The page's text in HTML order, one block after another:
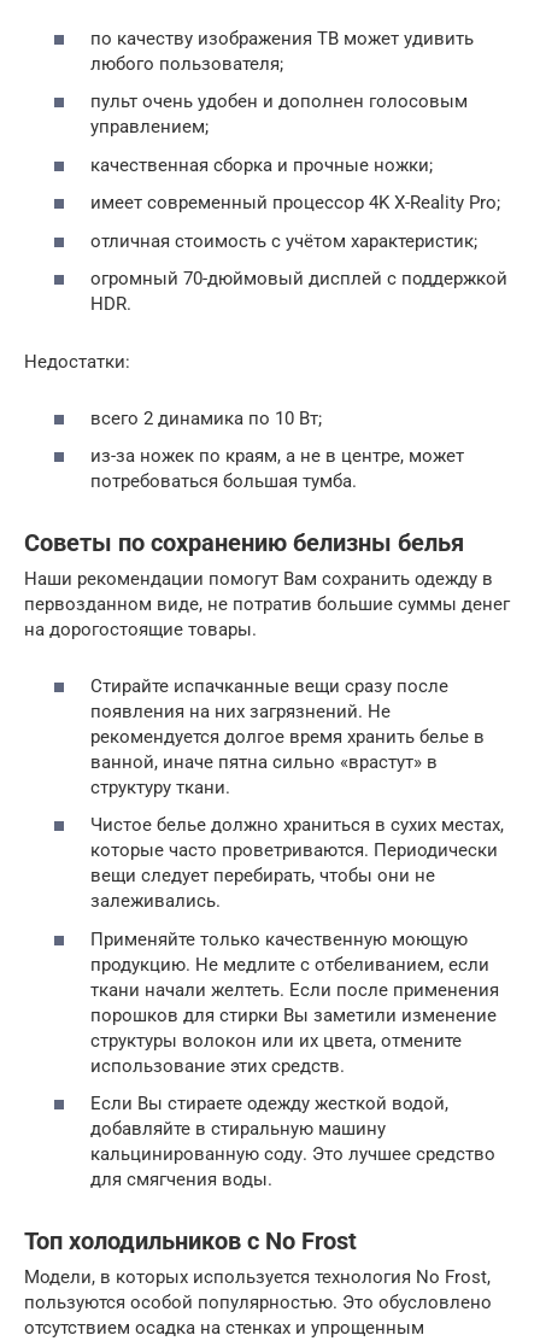
по качеству изображения ТВ может удивить
любого пользователя;
пульт очень удобен и дополнен голосовым
управлением;
качественная сборка и прочные ножки;
имеет современный процессор 4K X-Reality Pro;
отличная стоимость с учётом характеристик;
огромный 70-дюймовый дисплей с поддержкой
HDR.
Недостатки:
всего 2 динамика по 10 Вт;
из-за ножек по краям, а не в центре, может
потребоваться большая тумба.
Советы по сохранению белизны белья
Наши рекомендации помогут Вам сохранить одежду в
первозданном виде, не потратив большие суммы денег
на дорогостоящие товары.
Стирайте испачканные вещи сразу после
появления на них загрязнений. Не
рекомендуется долгое время хранить белье в
ванной, иначе пятна сильно «врастут» в
структуру ткани.
Чистое белье должно храниться в сухих местах,
которые часто проветриваются. Периодически
вещи следует перебирать, чтобы они не
залеживались.
Применяйте только качественную моющую
продукцию. Не медлите с отбеливанием, если
ткани начали желтеть. Если после применения
порошков для стирки Вы заметили изменение
структуры волокон или их цвета, отмените
использование этих средств.
Если Вы стираете одежду жесткой водой,
добавляйте в стиральную машину
кальцинированную соду. Это лучшее средство
для смягчения воды.
Топ холодильников с No Frost
Модели, в которых используется технология No Frost,
пользуются особой популярностью. Это обусловлено
отсутствием осадка на стенках и упрощенным